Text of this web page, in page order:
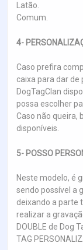
Latão.
Comum.
4-
Caso prefira
caixa para dar de
DogTagClan
possa escolher
Caso não queira,
disponíveis.
5- POSSO
Neste modelo, é
sendo possível a
deixando a parte
realizar a
DOUBLE de Dog
TAG